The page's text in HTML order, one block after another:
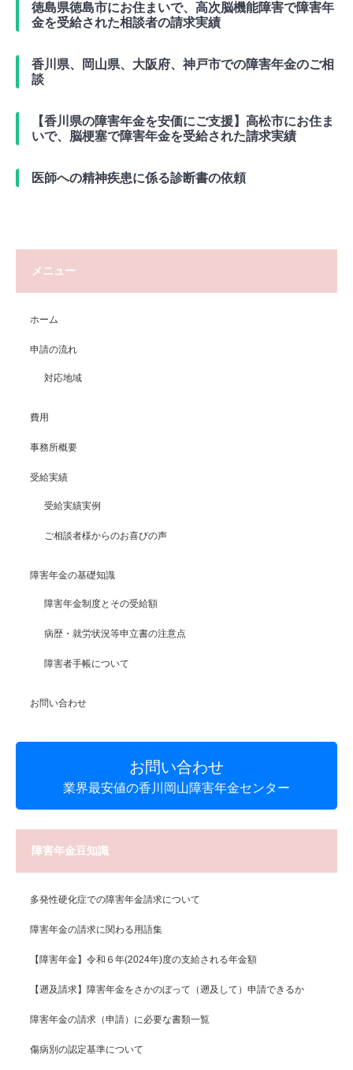
徳島県徳島市にお住まいで、高次脳機能障害で障害年
金を受給された相談者の請求実績
香川県、岡山県、大阪府、神戸市での障害年金のご相
談
【香川県の障害年金を安価にご支援】高松市にお住ま
いで、脳梗塞で障害年金を受給された請求実績
医師への精神疾患に係る診断書の依頼
メニュー
ホーム
申請の流れ
対応地域
費用
事務所概要
受給実績
受給実績実例
ご相談者様からのお喜びの声
障害年金の基礎知識
障害年金制度とその受給額
病歴・就労状況等申立書の注意点
障害者手帳について
お問い合わせ
お問い合わせ
業界最安値の香川岡山障害年金センター
障害年金豆知識
多発性硬化症での障害年金請求について
障害年金の請求に関わる用語集
【障害年金】令和６年(2024年)度の支給される年金額
【遡及請求】障害年金をさかのぼって（遡及して）申請できるか
障害年金の請求（申請）に必要な書類一覧
傷病別の認定基準について